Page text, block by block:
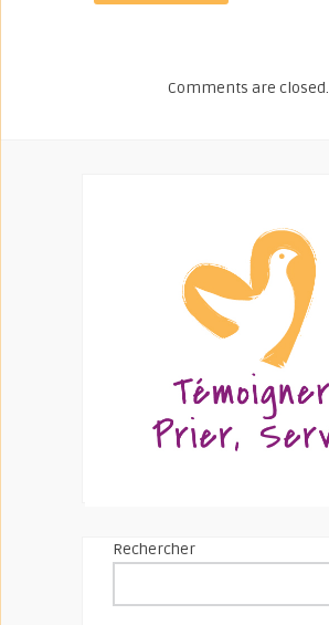
Comments are closed.
Rechercher